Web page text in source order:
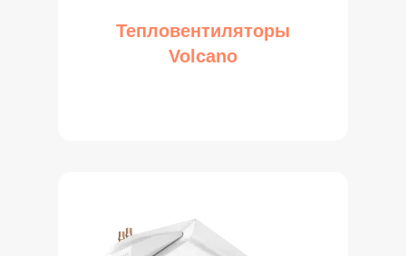
Тепловентиляторы
Volcano